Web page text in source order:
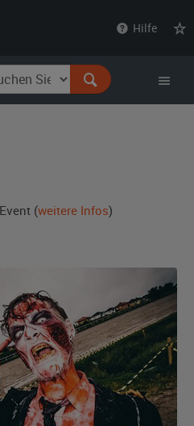
Hilfe
(weitere Infos)